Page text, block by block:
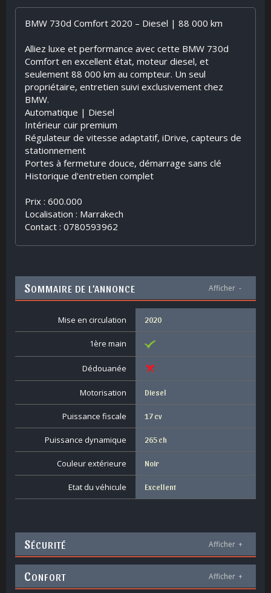
BMW 730d Comfort 2020 – Diesel | 88 000 km
Alliez luxe et performance avec cette BMW 730d
Comfort en excellent état, moteur diesel, et
seulement 88 000 km au compteur. Un seul
propriétaire, entretien suivi exclusivement chez
BMW.
Automatique | Diesel
Intérieur cuir premium
Régulateur de vitesse adaptatif, iDrive, capteurs de
stationnement
Portes à fermeture douce, démarrage sans clé
Historique d'entretien complet
Prix : 600.000
Localisation : Marrakech
Contact : 0780593962
SOMMAIRE DE L’ANNONCE Afficher -
Mise en circulation 2020
1ère main
Dédouanée
Motorisation Diesel
Puissance fiscale 17 cv
Puissance dynamique 265 ch
Couleur extérieure Noir
Etat du véhicule Excellent
SÉCURITÉ Afficher +
CONFORT Afficher +